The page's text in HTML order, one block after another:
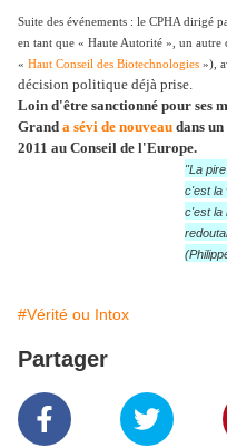
Suite des événements : le CPHA dirigé
en tant que « Haute Autorité », un autre
« Haut Conseil des Biotechnologies »),
décision politique déjà prise.
Loin d'être sanctionné pour ses
Grand a sévi de nouveau dans
2011 au Conseil de l'Europe.
"La
c'est la
c'est la
#Vérité ou Intox
Partager